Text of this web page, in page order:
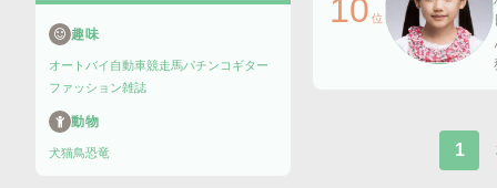
趣味
オートバイ 自動車競走馬パチンコ ギター
ファッション雑誌
動物
犬猫鳥恐竜
10 位
1